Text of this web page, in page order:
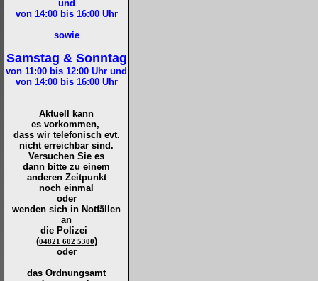
und
von 14:00 bis 16:00Uhr
sowie
Samstag & Sonntag
von 11:00 bis 12:00 Uhr und
von 14:00 bis 16:00Uhr
Aktuell kann
es vorkommen,
dass wir telefonisch evt.
nicht erreichbar sind.
Versuchen Sie es
dann bitte zu einem
anderen Zeitpunkt
noch einmal
oder
wenden sich in Notfällen
an
die Polizei
(04821 602 5300)
oder
das Ordnungsamt